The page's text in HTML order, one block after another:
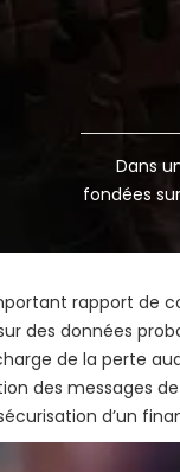
Dans
fondées
rapport de
des données
de la perte
des messages
d’un